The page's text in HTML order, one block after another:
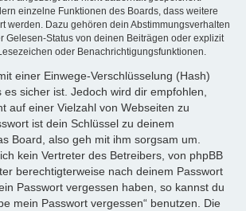
einzelne Funktionen des Boards, dass weitere
werden. Dazu gehören dein Abstimmungsverhalten
Gelesen-Status von deinen Beiträgen oder explizit
oder Benachrichtigungsfunktionen.
einer Einwege-Verschlüsselung (Hash)
sicher ist. Jedoch wird dir empfohlen,
auf einer Vielzahl von Webseiten zu
ist dein Schlüssel zu deinem
Board, also geh mit ihm sorgsam um.
kein Vertreter des Betreibers, von phpBB
berechtigterweise nach deinem Passwort
Passwort vergessen haben, so kannst du
mein Passwort vergessen“ benutzen. Die